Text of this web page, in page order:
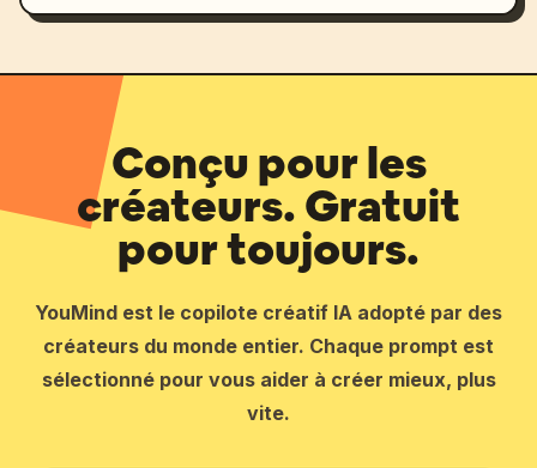
Conçu pour les
créateurs. Gratuit
pour toujours.
YouMind est le copilote créatif IA adopté par des
créateurs du monde entier. Chaque prompt est
sélectionné pour vous aider à créer mieux, plus
vite.